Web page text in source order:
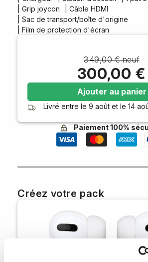
| Grip joycon
| Câble HDMI
| Sac de transport/boîte d'origine
| Film de protection d'écran
349,00 € neuf
300,00 €
Ajouter au panier
Livré entre le 9 août et le 14
Paiement 100%
Créez votre pack